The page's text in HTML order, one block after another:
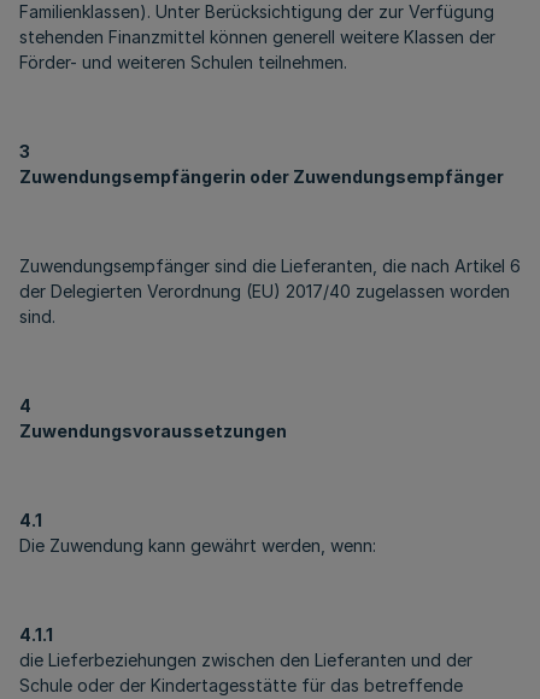
Familienklassen). Unter Berücksichtigung der zur Verfügung
stehenden Finanzmittel können generell weitere Klassen der
Förder- und weiteren Schulen teilnehmen.
3
Zuwendungsempfängerin oder Zuwendungsempfänger
Zuwendungsempfänger sind die Lieferanten, die nach Artikel 6
der Delegierten Verordnung (EU) 2017/40 zugelassen worden
sind.
4
Zuwendungsvoraussetzungen
4.1
Die Zuwendung kann gewährt werden, wenn:
4.1.1
die Lieferbeziehungen zwischen den Lieferanten und der
Schule oder der Kindertagesstätte für das betreffende